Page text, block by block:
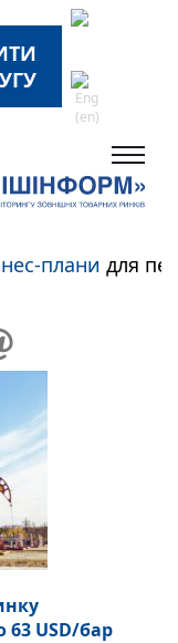
планидля
63 USD/бар